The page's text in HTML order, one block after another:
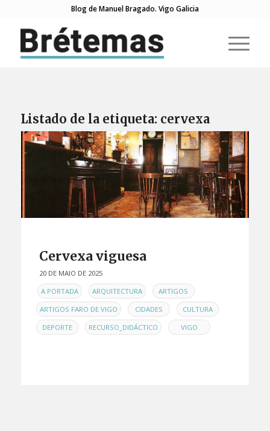
Blog de Manuel Bragado. Vigo Galicia
Listado de la etiqueta: cervexa
Cervexa viguesa
20 DE MAIO DE 2025
ENA PORTADA , ARQUITECTURA , ARTIGOS ,
ARTIGOS FARO DE VIGO , CIDADES , CULTURA ,
DEPORTE , RECURSO_DIDÁCTICO , VIGO